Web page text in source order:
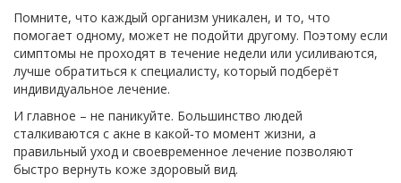
Помните, что каждый организм уникален, и то, что
помогает одному, может не подойти другому. Поэтому если
симптомы не проходят в течение недели или усиливаются,
лучше обратиться к специалисту, который подберёт
индивидуальное лечение.
И главное – не паникуйте. Большинство людей
сталкиваются с акне в какой‑то момент жизни, а
правильный уход и своевременное лечение позволяют
быстро вернуть коже здоровый вид.